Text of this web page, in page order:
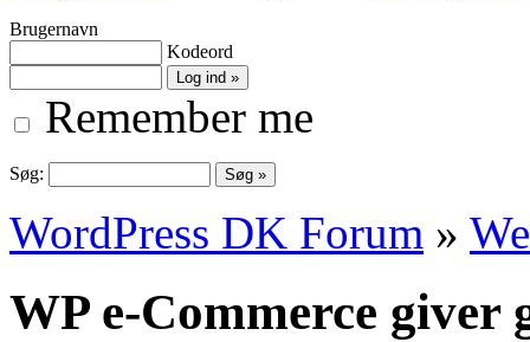
Brugernavn
Kodeord
Remember me
Søg:
WordPress DK Forum »
WP e-Commerce giver